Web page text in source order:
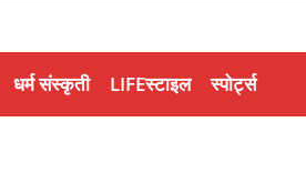
धर्म संस्कृती LIFEस्टाइल स्पोर्ट्स